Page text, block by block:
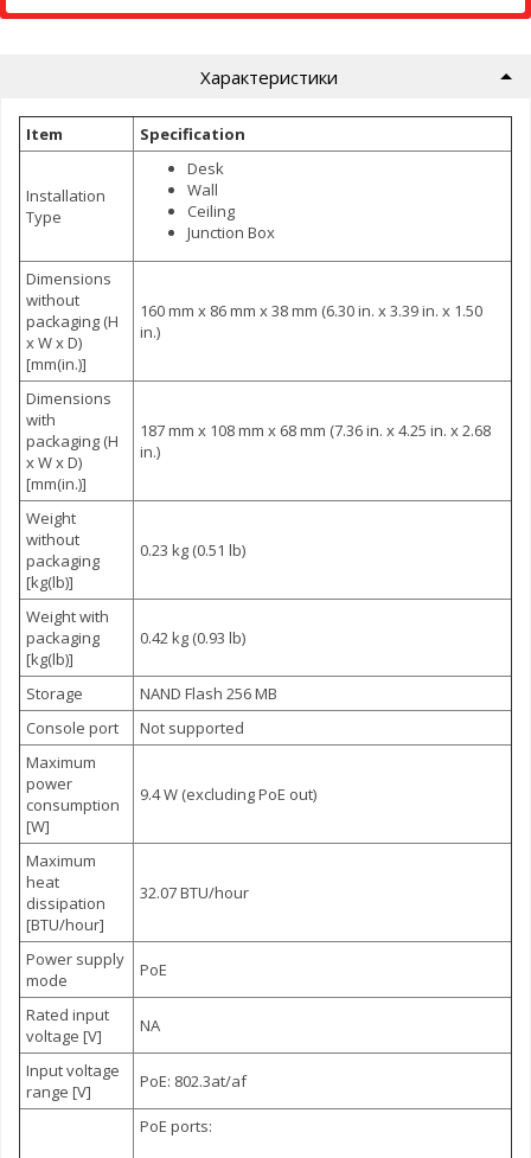
Характеристики
Item Specification
Installation
Type
Desk
Wall
Ceiling
Junction Box
Dimensions
without
packaging (H
x W x D)
[mm(in.)]
160 mm x 86 mm x 38 mm (6.30 in. x 3.39 in. x 1.50
in.)
Dimensions
with
packaging (H
x W x D)
[mm(in.)]
187 mm x 108 mm x 68 mm (7.36 in. x 4.25 in. x 2.68
in.)
Weight
without
packaging
[kg(lb)]
0.23 kg (0.51 lb)
Weight with
packaging
[kg(lb)]
0.42 kg (0.93 lb)
Storage
NAND Flash 256 MB
Console port
Not supported
Maximum
power
consumption
[W]
9.4 W (excluding PoE out)
Maximum
heat
dissipation
[BTU/hour]
32.07 BTU/hour
Power supply
mode
PoE
Rated input
voltage [V]
NA
Input voltage
range [V]
PoE: 802.3at/af
PoE ports: